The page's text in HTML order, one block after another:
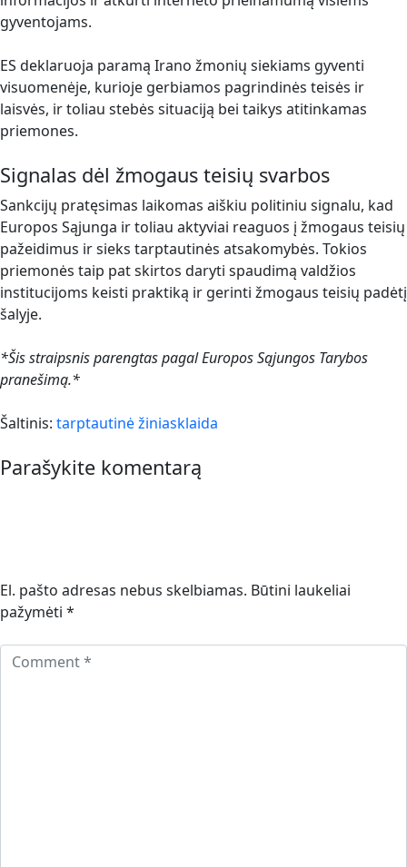
gyventojams.
ES deklaruoja paramą Irano žmonių siekiams gyventi
visuomenėje, kurioje gerbiamos pagrindinės teisės ir
laisvės, ir toliau stebės situaciją bei taikys atitinkamas
priemones.
Signalas dėl žmogaus teisių svarbos
Sankcijų pratęsimas laikomas aiškiu politiniu signalu, kad
Europos Sąjunga ir toliau aktyviai reaguos į žmogaus teisių
pažeidimus ir sieks tarptautinės atsakomybės. Tokios
priemonės taip pat skirtos daryti spaudimą valdžios
institucijoms keisti praktiką ir gerinti žmogaus teisių padėtį
šalyje.
*Šis straipsnis parengtas pagal Europos Sąjungos Tarybos
pranešimą.*
Šaltinis: tarptautinė žiniasklaida
Parašykite komentarą
El. pašto adresas nebus skelbiamas. Būtini laukeliai
pažymėti *